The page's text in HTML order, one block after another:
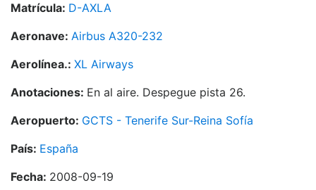
Matrícula: D-AXLA
Aeronave: Airbus A320-232
Aerolínea.: XL Airways
Anotaciones: En al aire. Despegue pista 26.
Aeropuerto: GCTS - Tenerife Sur-Reina Sofía
País: España
Fecha: 2008-09-19